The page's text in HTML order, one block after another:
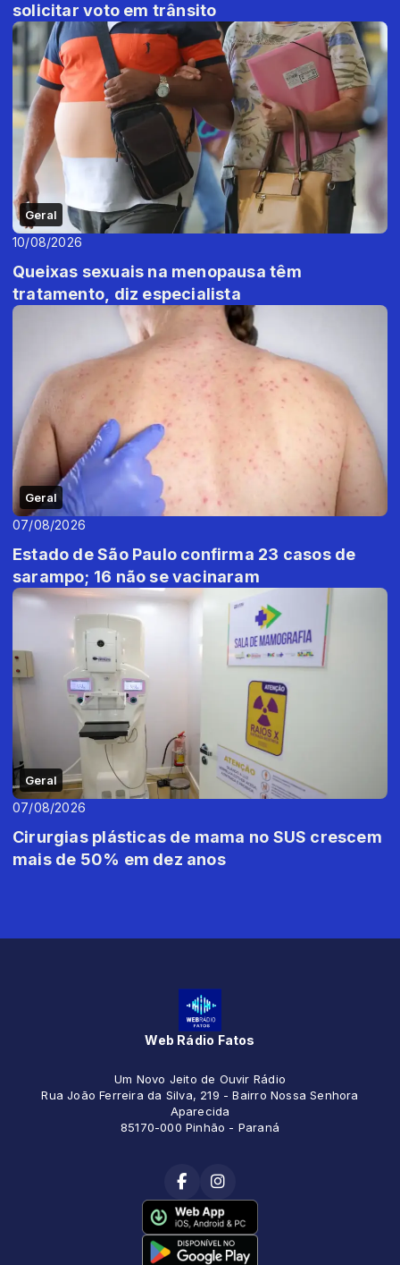
solicitar voto em trânsito
Geral
10/08/2026
Queixas sexuais na menopausa têm
tratamento, diz especialista
Geral
07/08/2026
Estado de São Paulo confirma 23 casos de
sarampo; 16 não se vacinaram
Geral
07/08/2026
Cirurgias plásticas de mama no SUS crescem
mais de 50% em dez anos
Web Rádio Fatos
Um Novo Jeito de Ouvir Rádio
Rua João Ferreira da Silva, 219 - Bairro Nossa Senhora
Aparecida
85170-000 Pinhão - Paraná